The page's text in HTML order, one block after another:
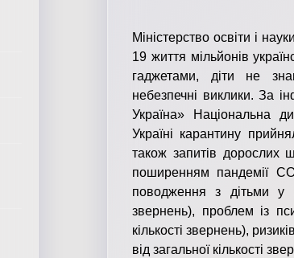
Міністерство освіти і
19 життя мільйонів
гаджетами, діти не
небезпечні виклики. За
Україна» Національна
Україні карантину
також запитів дорослих
поширенням пандемії
поводження з дітьми у
звернень), проблем із
кількості звернень),
від загальної кількості